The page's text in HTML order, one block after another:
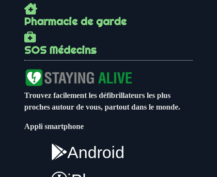
Pharmacie de garde
SOS Médecins
Trouvez facilement les défibrillateurs les plus
proches autour de vous, partout dans le monde.
Appli smartphone
Android